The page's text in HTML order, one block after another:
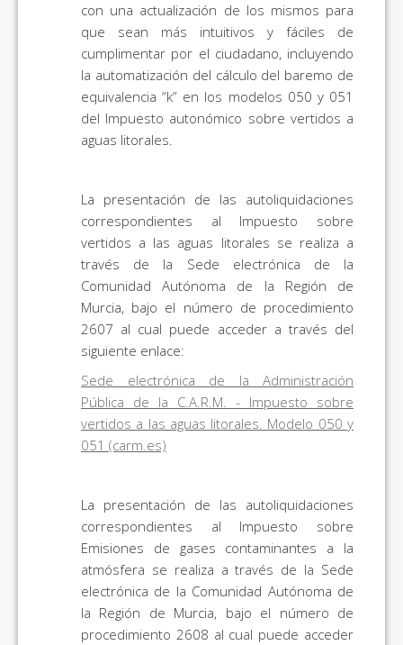
con una actualización de los mismos para
que sean más intuitivos y fáciles de
cumplimentar por el ciudadano, incluyendo
la automatización del cálculo del baremo de
equivalencia “k” en los modelos 050 y 051
del Impuesto autonómico sobre vertidos a
aguas litorales.
La presentación de las autoliquidaciones
correspondientes al Impuesto sobre
vertidos a las aguas litorales se realiza a
través de la Sede electrónica de la
Comunidad Autónoma de la Región de
Murcia, bajo el número de procedimiento
2607 al cual puede acceder a través del
siguiente enlace:
Sede electrónica de la Administración
Pública de la C.A.R.M. - Impuesto sobre
vertidos a las aguas litorales. Modelo 050 y
051 (carm.es)
La presentación de las autoliquidaciones
correspondientes al Impuesto sobre
Emisiones de gases contaminantes a la
atmósfera se realiza a través de la Sede
electrónica de la Comunidad Autónoma de
la Región de Murcia, bajo el número de
procedimiento 2608 al cual puede acceder